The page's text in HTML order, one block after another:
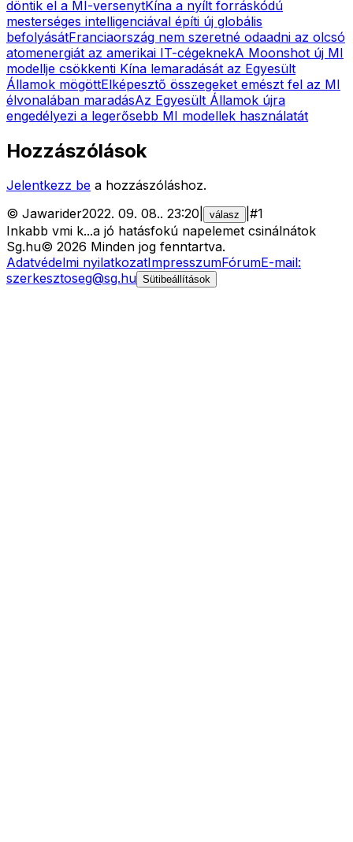
döntik el a MI-versenytKína a nyílt forráskódú
mesterséges intelligenciával építi új globális
befolyásátFranciaország nem szeretné odaadni az olcsó
atomenergiát az amerikai IT-cégeknekA Moonshot új MI
modellje csökkenti Kína lemaradását az Egyesült
Államok mögöttElképesztő összegeket emészt fel az MI
élvonalában maradásAz Egyesült Államok újra
engedélyezi a legerősebb MI modellek használatát
Hozzászólások
Jelentkezz be a hozzászóláshoz.
© Jawarider2022. 09. 08.. 23:20 válasz #1
Inkabb vmi k...a jó hatásfokú napelemet csinálnátok
Sg.hu© 2026 Minden jog fenntartva.
Adatvédelmi nyilatkozatImpresszumFórumE-mail:
szerkesztoseg@sg.hu Sütibeállítások